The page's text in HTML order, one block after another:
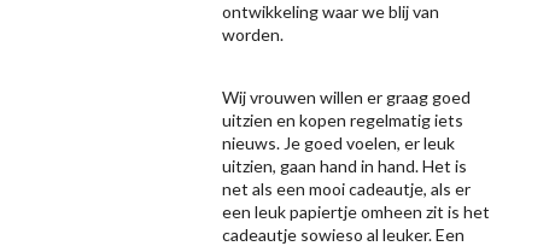
ontwikkeling waar we blij van
worden.
Wij vrouwen willen er graag goed
uitzien en kopen regelmatig iets
nieuws. Je goed voelen, er leuk
uitzien, gaan hand in hand. Het is
net als een mooi cadeautje, als er
een leuk papiertje omheen zit is het
cadeautje sowieso al leuker. Een